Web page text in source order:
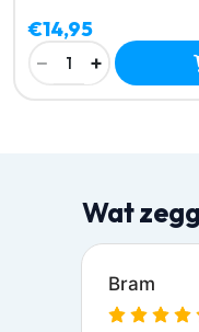
€14,95
− 1 +
Wat